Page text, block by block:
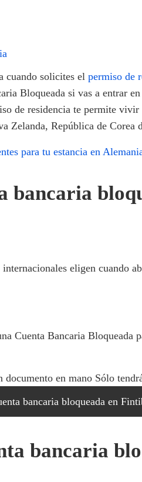
cuando solicites elpermiso de
Bloqueada si vas a entrar
de residencia te permite
Zelanda, República de Corea
para tu estancia en
bancaria
eligen cuando
Cuenta Bancaria Bloqueada
en mano Sólo
bancaria bloqueada en
bancaria